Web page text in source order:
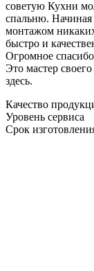
советую Кухни
спальню. Начиная
монтажом
быстро и
Огромное
Это мастер
здесь.
Качество
Уровень сервиса
Срок